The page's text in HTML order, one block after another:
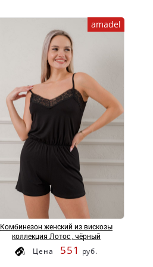
amadel
Комбинезон женский из вискозы
коллекция Лотос , чёрный
Цена 551 руб.